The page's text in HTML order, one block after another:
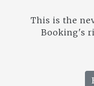
This is the
Booking's